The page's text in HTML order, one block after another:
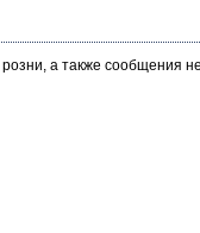
а также сообщения не